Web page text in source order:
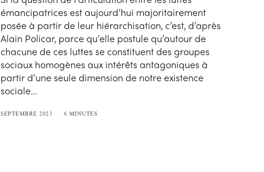
émancipatrices est aujourd’hui majoritairement
posée à partir de leur hiérarchisation, c’est, d’après
Alain Policar, parce qu’elle postule qu’autour de
chacune de ces luttes se constituent des groupes
sociaux homogènes aux intérêts antagoniques à
partir d’une seule dimension de notre existence
sociale…
SEPTEMBRE 2023 6 MINUTES